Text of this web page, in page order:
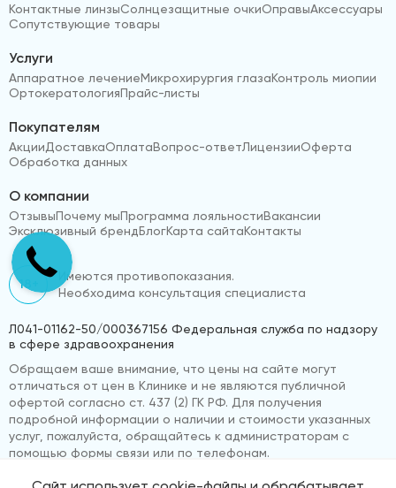
Контактные линзыСолнцезащитные очкиОправыАксессуары
Сопутствующие товары
Услуги
Аппаратное лечениеМикрохирургия глазаКонтроль миопии
ОртокератологияПрайс-листы
Покупателям
АкцииДоставкаОплатаВопрос-ответЛицензииОферта
Обработка данных
О компании
ОтзывыПочему мыПрограмма лояльностиВакансии
Эксклюзивный брендБлогКарта сайтаКонтакты
18+
Имеются противопоказания.
Необходима консультация специалиста
Л041-01162-50/000367156 Федеральная служба по надзору
в сфере здравоохранения
Обращаем ваше внимание, что цены на сайте могут
отличаться от цен в Клинике и не являются публичной
офертой согласно ст. 437 (2) ГК РФ. Для получения
подробной информации о наличии и стоимости указанных
услуг, пожалуйста, обращайтесь к администраторам с
помощью формы связи или по телефонам.